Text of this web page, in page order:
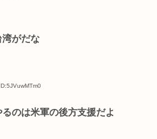
湾がだな
ID:5JVuwMTm0
のは米軍の後方支援だよ